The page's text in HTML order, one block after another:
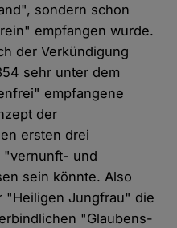
sondern schon
empfangen wurde.
der Verkündigung
sehr unter dem
empfangene
der
ersten drei
"vernunft- und
sein könnte. Also
"Heiligen Jungfrau" die
"Glaubens-